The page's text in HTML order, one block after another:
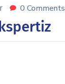
0 Comments